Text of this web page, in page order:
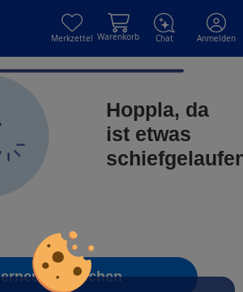
Merkzettel Warenkorb Chat Anmelden
Hoppla, da
ist etwas
erneut versuchen